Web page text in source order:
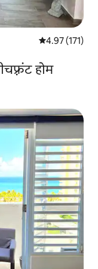
औसत रेटिंग 5 में से
4.97 (171)
होम